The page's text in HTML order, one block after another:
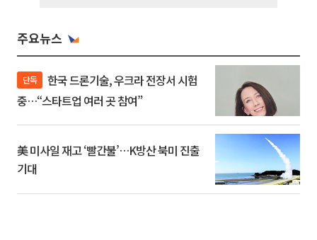
주요뉴스
단독
중…“스타트업 여러 곳 참여”
美 미사일 재고 ‘빨간불’…K방산 북미 진출
기대